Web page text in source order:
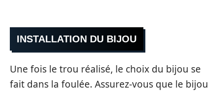
INSTALLATION DU BIJOU
Une fois le trou réalisé, le choix du bijou se
fait dans la foulée. Assurez-vous que le bijou